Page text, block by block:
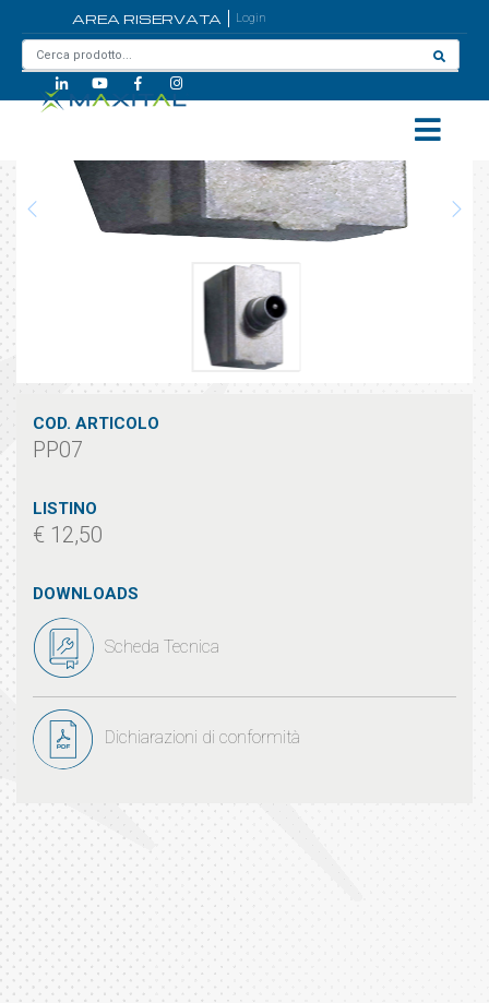
AREA RISERVATA Login
PP07
COD. ARTICOLO
PP07
LISTINO
€ 12,50
DOWNLOADS
Scheda Tecnica
Dichiarazioni di conformità